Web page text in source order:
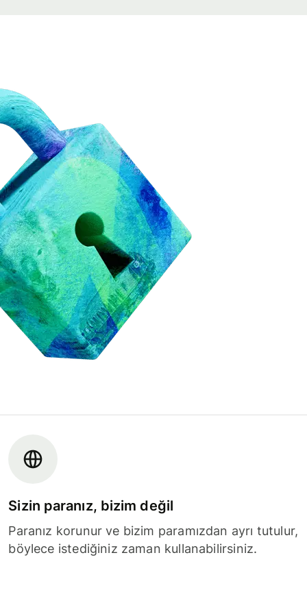
Sizin paranız, bizim değil
Paranız korunur ve bizim paramızdan ayrı tutulur,
böylece istediğiniz zaman kullanabilirsiniz.